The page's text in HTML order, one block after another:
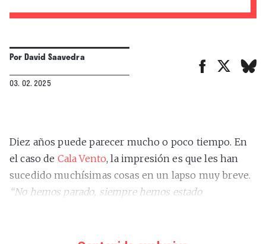
PorDavid Saavedra
03. 02. 2025
Diez años puede parecer mucho o poco tiempo. En
el caso de Cala Vento, la impresión es que les han
sucedido muchísimas cosas en un lapso muy breve.
“No hemos parado, siempre hemos estado
voz) desde su casa por videoconferencia. El músico